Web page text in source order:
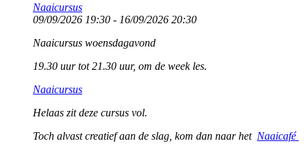
Naaicursus
09/09/2026 19:30 - 16/09/2026 20:30
Naaicursus woensdagavond
19.30 uur tot 21.30 uur, om de week les.
Naaicursus
Helaas zit deze cursus vol.
Toch alvast creatief aan de slag, kom dan naar het Naaicafé